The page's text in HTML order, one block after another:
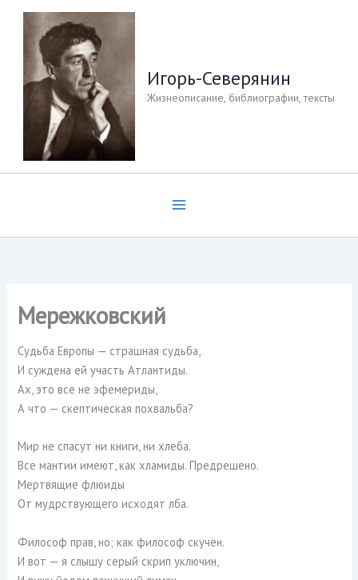
Перейти
содержимому
Игорь-Северянин
Жизнеописание, библиографии, тексты
Мережковский
Судьба Европы — страшная судьба,
И суждена ей участь Атлантиды.
Ах, это все не эфемериды,
А что — скептическая похвальба?
Мир не спасут ни книги, ни хлеба.
Все мантии имеют, как хламиды. Предрешено.
Мертвящие флюиды
От мудрствующего исходят лба.
Философ прав, но; как философ скучен.
И вот — я слышу серый скрип уключин,